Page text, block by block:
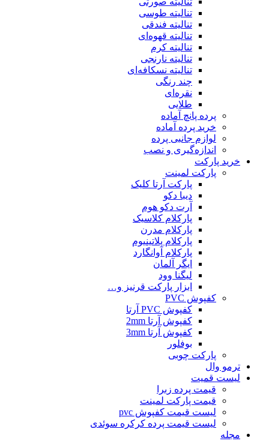
تنالیته طوسی
تنالیته فندقی
تنالیته قهوه‌ای
تنالیته کرم
تنالیته نارنجی
تنالیته نسکافه‌ای
چند رنگی
نقره‌ای
طلایی
پرده پانچ آماده
خرید پرده آماده
لوازم جانبی پرده
اندازه‌گیری و نصب
خرید پارکت
پارکت لمینت
پارکت آرتا کلیک
دیبا دکو
آرت دکو هوم
پارکلام کلاسیک
پارکلام مدرن
پارکلام پلاتینیوم
پارکلام آوانگارد
ایگر آلمان
لیگنا وود
ابزار پارکت قرنیز و…
کفپوش PVC
کفپوش PVC آرتا
کفپوش آرتا 2mm
کفپوش آرتا 3mm
بوفلور
پارکت چوبی
ترمو وال
لیست قمیت
قیمت پرده زبرا
قیمت پارکت لمینت
لیست قیمت کفپوش pvc
لیست قیمت پرده کرکره سوئدی
مجله